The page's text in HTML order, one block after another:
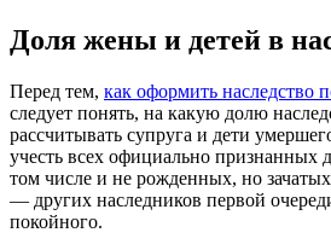
Доля жены и детей в
Перед тем, как оформить наследство
следует понять, на какую долю
рассчитывать супруга и дети
учесть всех официально признанных
том числе и не рожденных, но
— других наследников первой
покойного.